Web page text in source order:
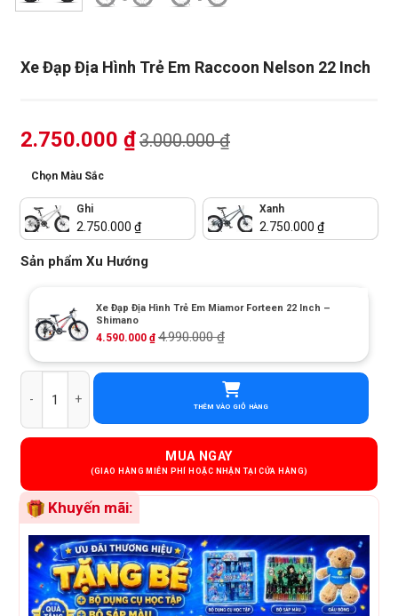
Xe Đạp Địa Hình Trẻ Em Raccoon Nelson 22 Inch
2.750.000 ₫3.000.000₫
Chọn Màu Sắc
Ghi
2.750.000 ₫
Xanh
2.750.000 ₫
Sản phẩm Xu Hướng
Xe Đạp Địa Hình Trẻ Em Miamor Forteen 22 Inch –
Shimano
4.590.000 ₫ 4.990.000₫
Xe Đạp Địa Hình Trẻ Em Raccoon Nelson 22 Inch số lượng
THÊM VÀO GIỎ HÀNG
MUA NGAY
Khuyến mãi: